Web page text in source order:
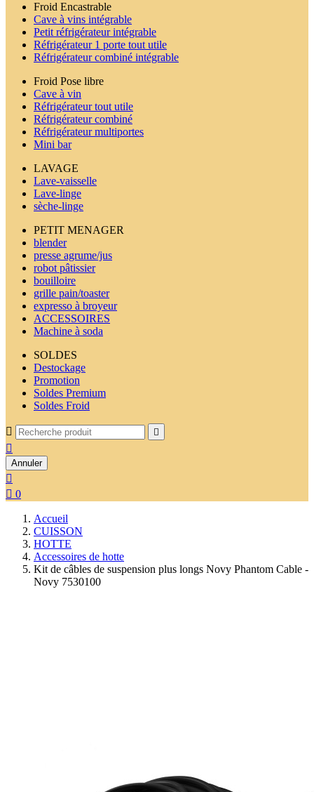
Froid Encastrable
Cave à vins intégrable
Petit réfrigérateur intégrable
Réfrigérateur 1 porte tout utile
Réfrigérateur combiné intégrable
Froid Pose libre
Cave à vin
Réfrigérateur tout utile
Réfrigérateur combiné
Réfrigérateur multiportes
Mini bar
LAVAGE
Lave-vaisselle
Lave-linge
sèche-linge
PETIT MENAGER
blender
presse agrume/jus
robot pâtissier
bouilloire
grille pain/toaster
expresso à broyeur
ACCESSOIRES
Machine à soda
SOLDES
Destockage
Promotion
Soldes Premium
Soldes Froid
 

Annuler

 0
Accueil
CUISSON
HOTTE
Accessoires de hotte
Kit de câbles de suspension plus longs Novy Phantom Cable -
Novy 7530100